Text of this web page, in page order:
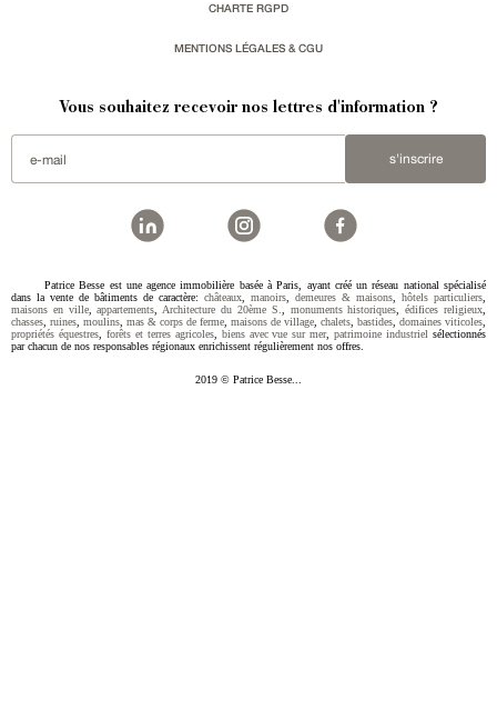
CHARTE RGPD
MENTIONS LÉGALES & CGU
Vous souhaitez recevoir nos lettres d'information ?
s'inscrire
Patrice Besse est une agence immobilière basée à Paris, ayant créé un réseau national spécialisé
dans la vente de bâtiments de caractère: châteaux, manoirs, demeures & maisons, hôtels particuliers,
maisons en ville,appartements,Architecture du 20ème S., monuments historiques,édifices religieux,
chasses, ruines, moulins, mas & corps de ferme, maisons de village, chalets, bastides, domaines viticoles,
propriétés équestres, forêts et terres agricoles, biens avec vue sur mer,patrimoine industriel sélectionnés
par chacun de nos responsables régionaux enrichissent régulièrement nos offres.
2019 © Patrice Besse...